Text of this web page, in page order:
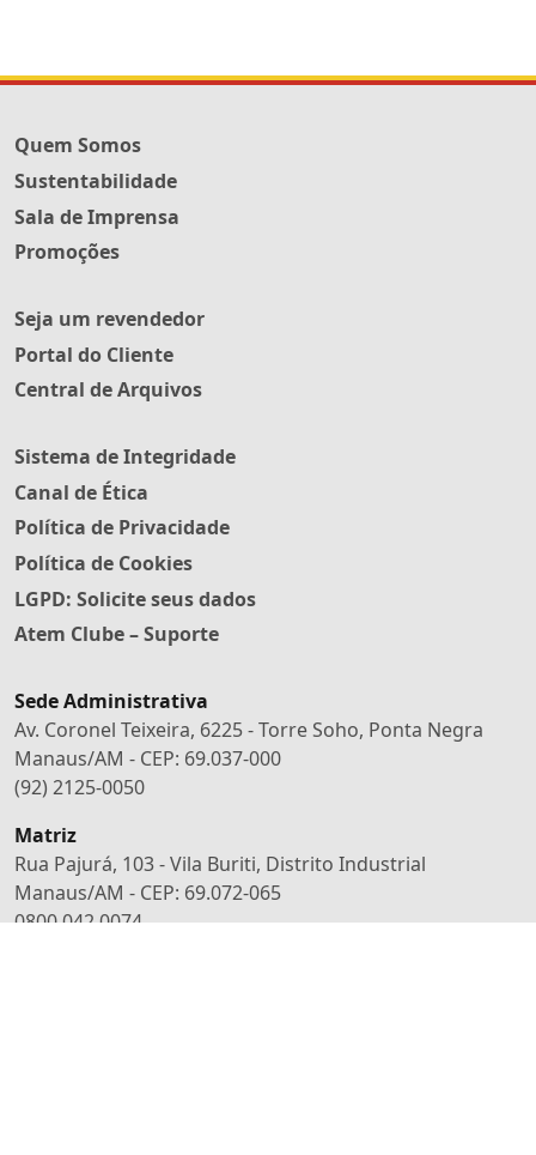
Quem Somos
Sustentabilidade
Sala de Imprensa
Promoções
Seja um revendedor
Portal do Cliente
Central de Arquivos
Sistema de Integridade
Canal de Ética
Política de Privacidade
Política de Cookies
LGPD: Solicite seus dados
Atem Clube – Suporte
Sede Administrativa
Av. Coronel Teixeira, 6225 - Torre Soho, Ponta Negra
Manaus/AM - CEP: 69.037-000
(92) 2125-0050
Matriz
Rua Pajurá, 103 - Vila Buriti, Distrito Industrial
Manaus/AM - CEP: 69.072-065
0800 042 0074